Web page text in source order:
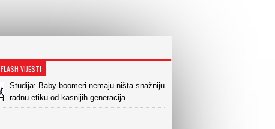
FLASH VIJESTI
Studija: Baby-boomeri nemaju ništa snažniju
radnu etiku od kasnijih generacija